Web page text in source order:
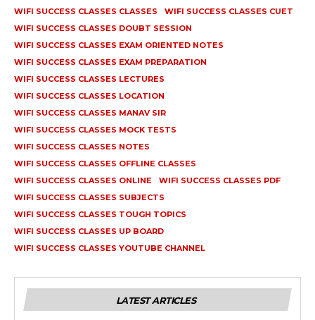
WIFI SUCCESS CLASSES CLASSES
WIFI SUCCESS CLASSES CUET
WIFI SUCCESS CLASSES DOUBT SESSION
WIFI SUCCESS CLASSES EXAM ORIENTED NOTES
WIFI SUCCESS CLASSES EXAM PREPARATION
WIFI SUCCESS CLASSES LECTURES
WIFI SUCCESS CLASSES LOCATION
WIFI SUCCESS CLASSES MANAV SIR
WIFI SUCCESS CLASSES MOCK TESTS
WIFI SUCCESS CLASSES NOTES
WIFI SUCCESS CLASSES OFFLINE CLASSES
WIFI SUCCESS CLASSES ONLINE
WIFI SUCCESS CLASSES PDF
WIFI SUCCESS CLASSES SUBJECTS
WIFI SUCCESS CLASSES TOUGH TOPICS
WIFI SUCCESS CLASSES UP BOARD
WIFI SUCCESS CLASSES YOUTUBE CHANNEL
LATEST ARTICLES